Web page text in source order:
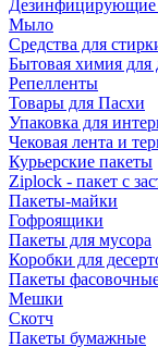
Дезинфицирующие
Мыло
Средства для
Бытовая химия для
Репелленты
Товары для Пасхи
Упаковка для
Чековая лента и
Курьерские пакеты
Ziplock - пакет с
Пакеты-майки
Гофроящики
Пакеты для мусора
Коробки для
Пакеты
Мешки
Скотч
Пакеты бумажные